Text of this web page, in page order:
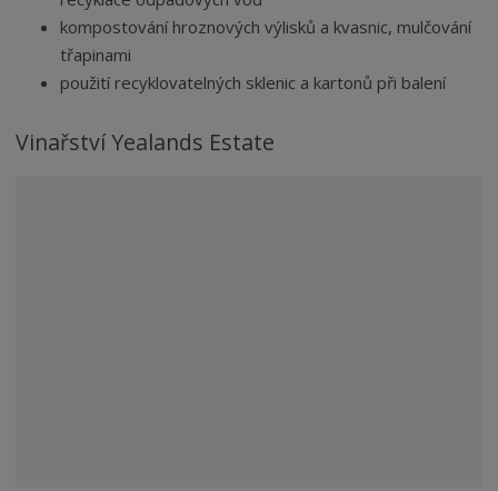
kompostování hroznových výlisků a kvasnic, mulčování
třapinami
použití recyklovatelných sklenic a kartonů při balení
Vinařství Yealands Estate